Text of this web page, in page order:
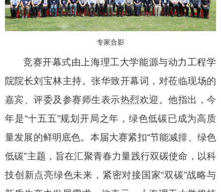
专家合影
竞赛开幕式由上海理工大学能源与动力工程学
院院长刘宝林主持。张华致开幕词，对莅临现场的
嘉宾、评委及参赛师生表示热烈欢迎。他指出，今
年是“十五五”规划开局之年，绿色低碳已成为高质
量发展的鲜明底色。本届大赛紧扣“节能减排、绿色
低碳”主题， 旨在汇聚青春力量践行双碳使命，以科
技创新点亮绿色未来 ，紧密对接国家“双碳”战略与